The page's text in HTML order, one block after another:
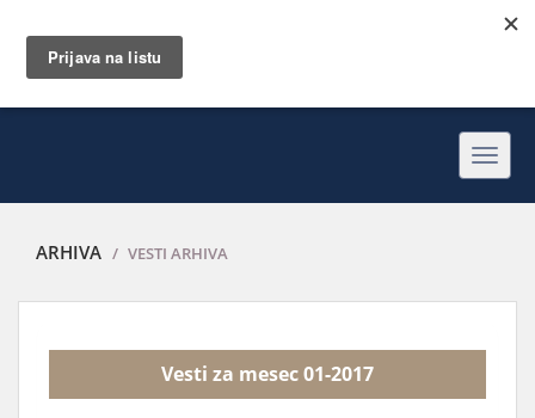
ARHIVA VESTI ARHIVA
Vesti za mesec 01-2017